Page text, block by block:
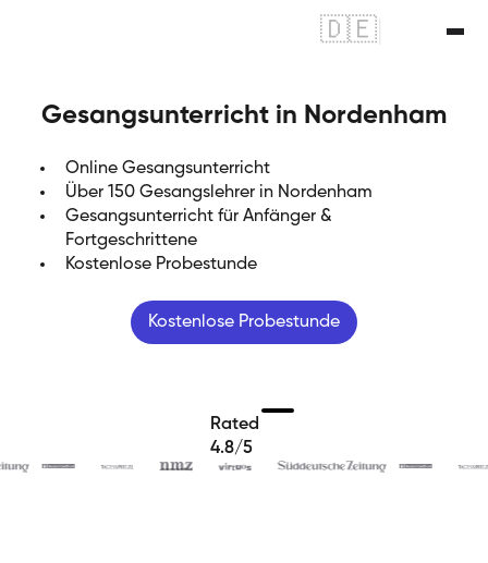
🇩🇪
Gesangsunterricht in Nordenham
Online Gesangsunterricht
Über 150 Gesangslehrer in Nordenham
Gesangsunterricht für Anfänger &
Fortgeschrittene
Kostenlose Probestunde
Kostenlose Probestunde
Rated
4.8/5